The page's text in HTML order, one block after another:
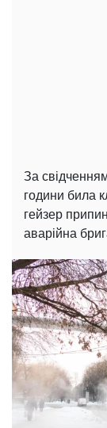
За
години била
гейзер
аварійна